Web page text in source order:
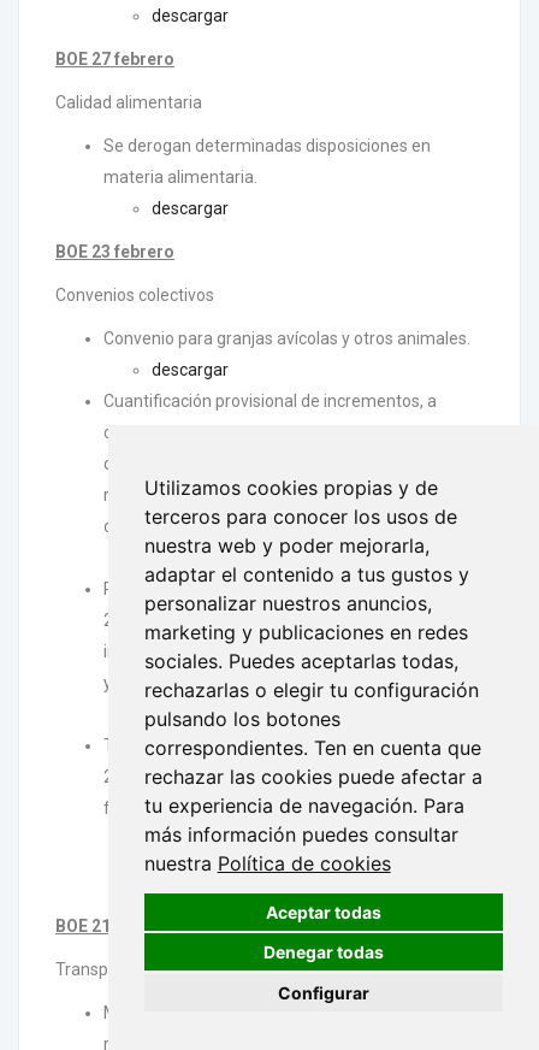
Utilizamos cookies propias y de
terceros para conocer los usos de
nuestra web y poder mejorarla,
adaptar el contenido a tus gustos y
personalizar nuestros anuncios,
marketing y publicaciones en redes
sociales. Puedes aceptarlas todas,
rechazarlas o elegir tu configuración
pulsando los botones
correspondientes. Ten en cuenta que
rechazar las cookies puede afectar a
tu experiencia de navegación. Para
más información puedes consultar
nuestra Política de cookies
Aceptar todas
Denegar todas
Configurar
descargar
BOE 27 febrero
Calidad alimentaria
Se derogan determinadas disposiciones en
materia alimentaria.
descargar
BOE 23 febrero
Convenios colectivos
Convenio para granjas avícolas y otros animales.
descargar
Cuantificación provisional de incrementos, a
cuenta del futuro convenio colectivo, de los
conceptos salariales incluidos en la tablas de
retribuciones 2025 y 2026 convenio estatal para
oficinas de farmacia.
descargar
Revisión salarial año 2025 e incremento para
2026 del convenio estatal sector de mayoristas e
importadores de productos químicos industriales
y de droguería, perfumería y anexos.
descargar
Tablas salariales definitivas 2025 y provisionales
2026 convenio de industria metalgráfica y de
fabricación de envases metálicos.
descargar
BOE 21 febrero
Transportes
Modificaciones sobre inspección y control por
riesgos inherentes al transporte de mercancías